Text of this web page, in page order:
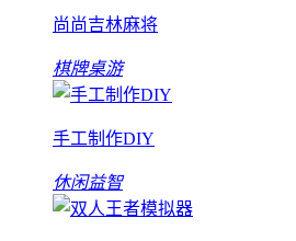
尚尚吉林麻将
棋牌桌游
手工制作DIY
休闲益智